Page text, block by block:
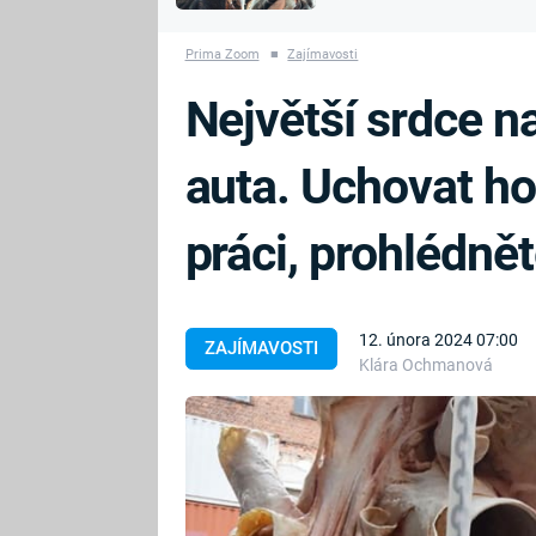
PRVNÍ SVĚTOVÁ
BRITSKÁ
RODINA
Prima Zoom ■ Zajímavosti
ZAJÍMAVOSTI
12. února 2024 07:00
Klára Ochmanová
Největší srdce
auta. Uchovat
práci,